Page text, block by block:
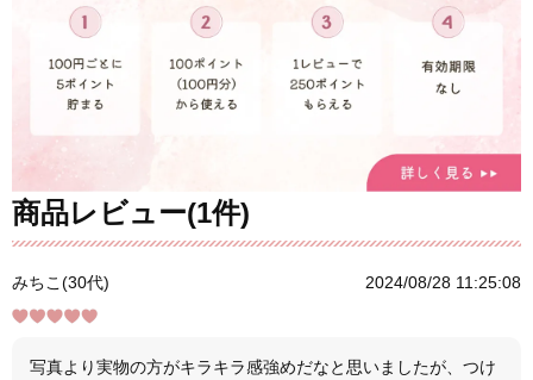
商品レビュー(1件)
みちこ(30代) 2024/08/28 11:25:08
写真より実物の方がキラキラ感強めだなと思いましたが、つけ